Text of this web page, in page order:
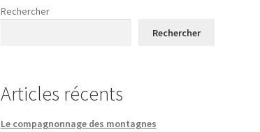
Rechercher
Rechercher
Articles récents
Le compagnonnage des montagnes